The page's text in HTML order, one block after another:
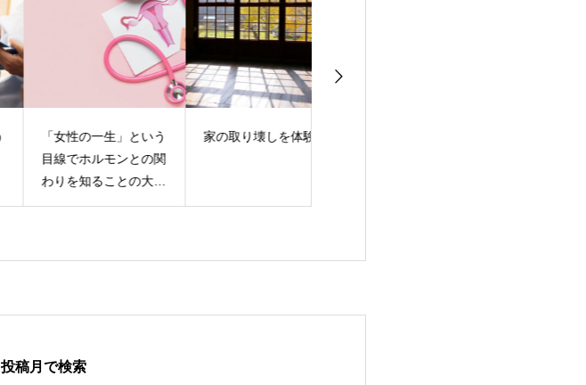
「女性の一生」という
目線でホルモンとの関
わりを知ることの大切
さ
家の取り壊しを体験
投稿月で検索